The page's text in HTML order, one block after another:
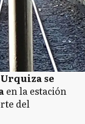
se
en la estación
del